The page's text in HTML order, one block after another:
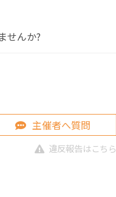
せんか?
主催者へ質問
違反報告はこちら